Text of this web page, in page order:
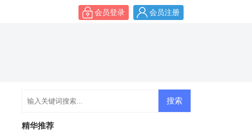
会员登录 会员注册
精华推荐